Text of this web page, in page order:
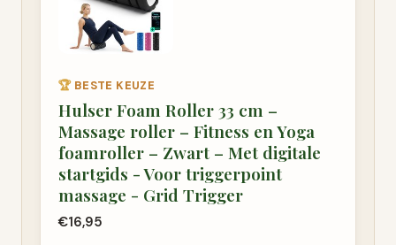
🏆BESTE KEUZE
Hulser Foam Roller 33 cm –
Massage roller – Fitness en Yoga
foamroller – Zwart – Met digitale
startgids - Voor triggerpoint
massage - Grid Trigger
€16,95